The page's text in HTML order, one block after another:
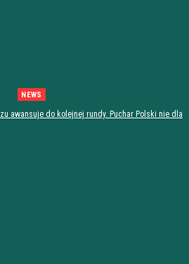
NEWS
awansuje do kolejnej rundy. Puchar Polski nie dla